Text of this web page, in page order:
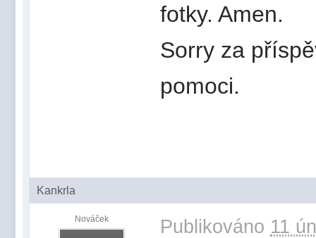
fotky. Amen.
Sorry za
pomoci.
Kankrla
Nováček Publikováno 11